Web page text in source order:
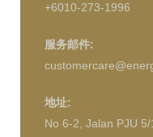
+6010-273-1996
服务邮件:
地址:
No 6-2, Jalan PJU